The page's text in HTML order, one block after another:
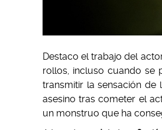
Destaco el trabajo del
rollos, incluso cuando se
transmitir la sensación
asesino tras cometer el
un monstruo que ha